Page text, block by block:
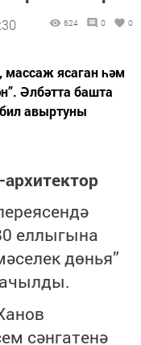
624 0 0
ясаган һәм
Әлбәтта башта
авыртуны
еллыгына
дөнья”
ачылды.
сәнгатенә